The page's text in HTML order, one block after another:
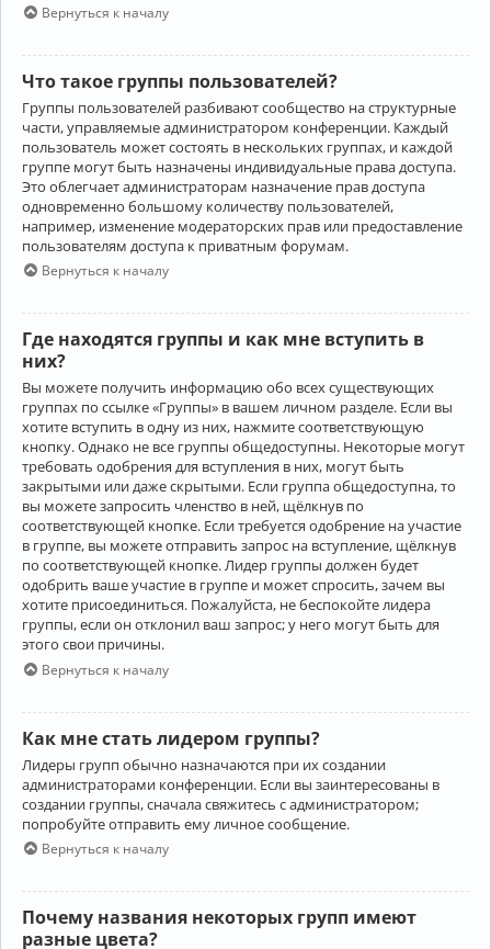
Вернуться к началу
Что такое группы пользователей?
Группы пользователей разбивают сообщество на структурные
части, управляемые администратором конференции. Каждый
пользователь может состоять в нескольких группах, и каждой
группе могут быть назначены индивидуальные права доступа.
Это облегчает администраторам назначение прав доступа
одновременно большому количеству пользователей,
например, изменение модераторских прав или предоставление
пользователям доступа к приватным форумам.
Вернуться к началу
Где находятся группы и как мне вступить в
них?
Вы можете получить информацию обо всех существующих
группах по ссылке «Группы» в вашем личном разделе. Если вы
хотите вступить в одну из них, нажмите соответствующую
кнопку. Однако не все группы общедоступны. Некоторые могут
требовать одобрения для вступления в них, могут быть
закрытыми или даже скрытыми. Если группа общедоступна, то
вы можете запросить членство в ней, щёлкнув по
соответствующей кнопке. Если требуется одобрение на участие
в группе, вы можете отправить запрос на вступление, щёлкнув
по соответствующей кнопке. Лидер группы должен будет
одобрить ваше участие в группе и может спросить, зачем вы
хотите присоединиться. Пожалуйста, не беспокойте лидера
группы, если он отклонил ваш запрос; у него могут быть для
этого свои причины.
Вернуться к началу
Как мне стать лидером группы?
Лидеры групп обычно назначаются при их создании
администраторами конференции. Если вы заинтересованы в
создании группы, сначала свяжитесь с администратором;
попробуйте отправить ему личное сообщение.
Вернуться к началу
Почему названия некоторых групп имеют
разные цвета?